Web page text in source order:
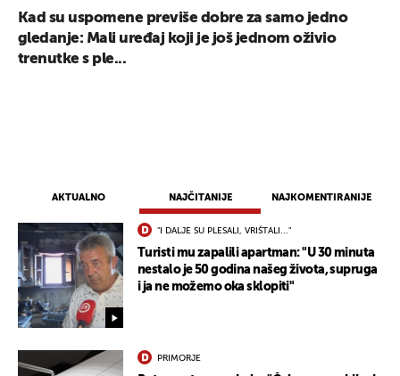
AKTUALNO NAJČITANIJE NAJKOMENTIRANIJE
"I DALJE SU PLESALI, VRIŠTALI..."
Turisti mu zapalili apartman: "U 30 minuta
nestalo je 50 godina našeg života, supruga
i ja ne možemo oka sklopiti"
PRIMORJE
Kad su uspomene previše dobre za samo jedno
gledanje: Mali uređaj koji je još jednom oživio
trenutke s ple...